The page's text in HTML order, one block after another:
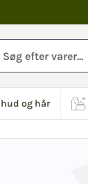
og hår